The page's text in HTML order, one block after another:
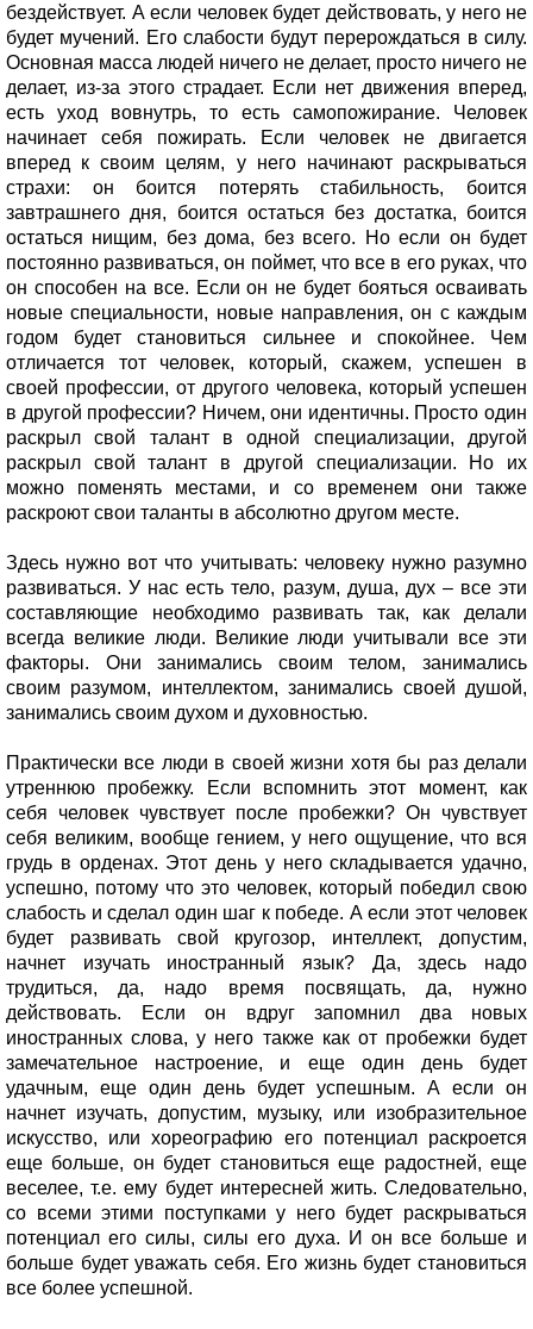
бездействует. А если человек будет действовать, у него не
будет мучений. Его слабости будут перерождаться в силу.
Основная масса людей ничего не делает, просто ничего не
делает, из-за этого страдает. Если нет движения вперед,
есть уход вовнутрь, то есть самопожирание. Человек
начинает себя пожирать. Если человек не двигается
вперед к своим целям, у него начинают раскрываться
страхи: он боится потерять стабильность, боится
завтрашнего дня, боится остаться без достатка, боится
остаться нищим, без дома, без всего. Но если он будет
постоянно развиваться, он поймет, что все в его руках, что
он способен на все. Если он не будет бояться осваивать
новые специальности, новые направления, он с каждым
годом будет становиться сильнее и спокойнее. Чем
отличается тот человек, который, скажем, успешен в
своей профессии, от другого человека, который успешен
в другой профессии? Ничем, они идентичны. Просто один
раскрыл свой талант в одной специализации, другой
раскрыл свой талант в другой специализации. Но их
можно поменять местами, и со временем они также
раскроют свои таланты в абсолютно другом месте.
Здесь нужно вот что учитывать: человеку нужно разумно
развиваться. У нас есть тело, разум, душа, дух – все эти
составляющие необходимо развивать так, как делали
всегда великие люди. Великие люди учитывали все эти
факторы. Они занимались своим телом, занимались
своим разумом, интеллектом, занимались своей душой,
занимались своим духом и духовностью.
Практически все люди в своей жизни хотя бы раз делали
утреннюю пробежку. Если вспомнить этот момент, как
себя человек чувствует после пробежки? Он чувствует
себя великим, вообще гением, у него ощущение, что вся
грудь в орденах. Этот день у него складывается удачно,
успешно, потому что это человек, который победил свою
слабость и сделал один шаг к победе. А если этот человек
будет развивать свой кругозор, интеллект, допустим,
начнет изучать иностранный язык? Да, здесь надо
трудиться, да, надо время посвящать, да, нужно
действовать. Если он вдруг запомнил два новых
иностранных слова, у него также как от пробежки будет
замечательное настроение, и еще один день будет
удачным, еще один день будет успешным. А если он
начнет изучать, допустим, музыку, или изобразительное
искусство, или хореографию его потенциал раскроется
еще больше, он будет становиться еще радостней, еще
веселее, т.е. ему будет интересней жить. Следовательно,
со всеми этими поступками у него будет раскрываться
потенциал его силы, силы его духа. И он все больше и
больше будет уважать себя. Его жизнь будет становиться
все более успешной.